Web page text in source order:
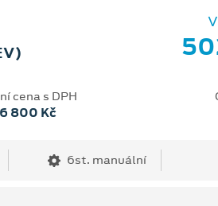
cena s DPH
800 Kč
6st. manuální